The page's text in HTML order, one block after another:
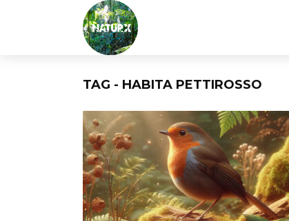
TAG - HABITA PETTIROSSO